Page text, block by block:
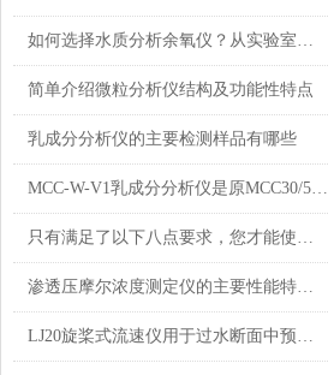
如何选择水质分析余氧仪？从实验室到工业场景的选型差异分析
简单介绍微粒分析仪结构及功能性特点
乳成分分析仪的主要检测样品有哪些
MCC-W-V1乳成分分析仪是原MCC30/50SEC升级版
只有满足了以下八点要求，您才能使用微生物采样箱进行取样
渗透压摩尔浓度测定仪的主要性能特点有哪些
LJ20旋桨式流速仪用于过水断面中预定测点的时段平均流速的测量